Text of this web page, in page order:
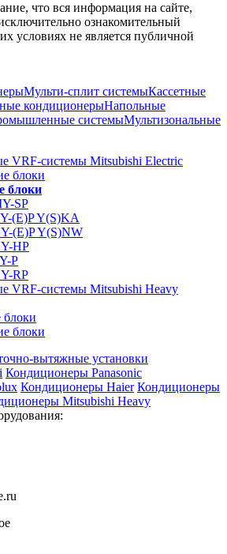
что вся информация на сайте,
ознакомительный
условиях не является публичной
Мульти-сплит системыКассетные
кондиционерыНапольные
системыМультизональные
VRF-системы Mitsubishi Electric
блоки
блоки
SP
(E)P Y(S)KA
(E)P Y(S)NW
HP
P
RP
VRF-системы Mitsubishi Heavy
блоки
вытяжные установки
Кондиционеры Panasonic
Кондиционеры Haier Кондиционеры
Mitsubishi Heavy